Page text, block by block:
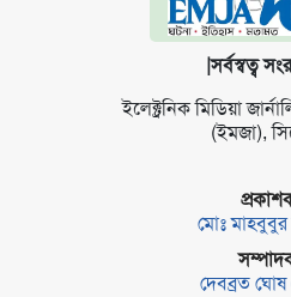
|সর্বস্বত্ব
ইলেক্ট্র‌নিক মি‌ডিয়া
(ইমজা),
মোঃ
দেবব্রত